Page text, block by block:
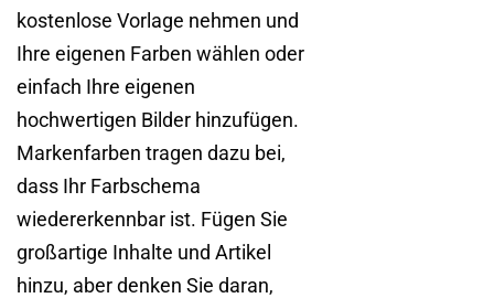
kostenlose Vorlage nehmen und
Ihre eigenen Farben wählen oder
einfach Ihre eigenen
hochwertigen Bilder hinzufügen.
Markenfarben tragen dazu bei,
dass Ihr Farbschema
wiedererkennbar ist. Fügen Sie
großartige Inhalte und Artikel
hinzu, aber denken Sie daran,